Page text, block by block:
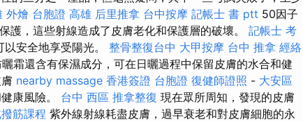
外燴 台胞證 高雄 后里推拿 台中按摩 記帳士 書 ptt 50因子
護，這些射線造成了皮膚老化和保護層的破壞。 記帳士 考
安全地享受陽光。 整骨整復台中 大甲按摩 台中 推拿 經絡
曬霜還含有保濕成分，可在日曬過程中保留皮膚的水合和健
nearby massage 香港簽證 台胞證 復健師證照 - 大安區
康風險。 台中 西區 推拿整復 現在眾所周知，發現的皮膚
筋課程 紫外線射線耗盡皮膚，過早衰老和對皮膚細胞的永